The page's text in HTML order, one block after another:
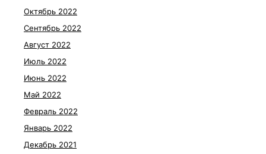
Октябрь 2022
Сентябрь 2022
Август 2022
Июль 2022
Июнь 2022
Май 2022
Февраль 2022
Январь 2022
Декабрь 2021